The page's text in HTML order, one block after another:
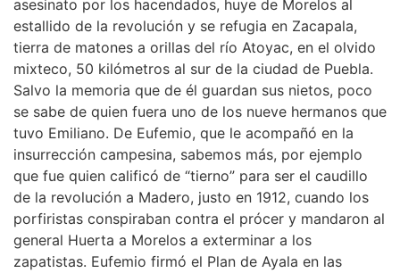
asesinato por los hacendados, huye de Morelos al
estallido de la revolución y se refugia en Zacapala,
tierra de matones a orillas del río Atoyac, en el olvido
mixteco, 50 kilómetros al sur de la ciudad de Puebla.
Salvo la memoria que de él guardan sus nietos, poco
se sabe de quien fuera uno de los nueve hermanos que
tuvo Emiliano. De Eufemio, que le acompañó en la
insurrección campesina, sabemos más, por ejemplo
que fue quien calificó de “tierno” para ser el caudillo
de la revolución a Madero, justo en 1912, cuando los
porfiristas conspiraban contra el prócer y mandaron al
general Huerta a Morelos a exterminar a los
zapatistas. Eufemio firmó el Plan de Ayala en las